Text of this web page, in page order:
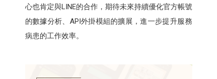
心也肯定與LINE的合作，期待未來持續優化官方帳號
的數據分析、API外掛模組的擴展，進一步提升服務
病患的工作效率。